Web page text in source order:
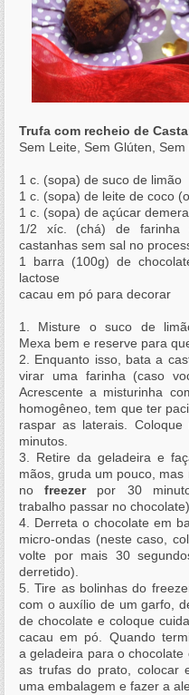
Trufa com recheio de
Sem Leite, Sem Glúten, Sem
1 c. (sopa) de suco de limão
1 c. (sopa) de leite de coco
1 c. (sopa) de açúcar
1/2 xíc. (chá) de farinha
castanhas sem sal no
1 barra (100g) de
lactose
cacau em pó para decorar
1. Misture o suco de
Mexa bem e reserve para
2. Enquanto isso, bata a
virar uma farinha (caso
Acrescente a misturinha
homogêneo, tem que ter
raspar as laterais.
minutos.
3. Retire da geladeira e
mãos, gruda um pouco,
nofreezerpor 30
trabalho passar no chocolate).
4. Derreta o chocolate em
micro-ondas (neste caso,
volte por mais 30
derretido).
5. Tire as bolinhas do
com o auxílio de um garfo,
de chocolate e coloque
cacau em pó. Quando
a geladeira para o
as trufas do prato, colocar
uma embalagem e fazer a